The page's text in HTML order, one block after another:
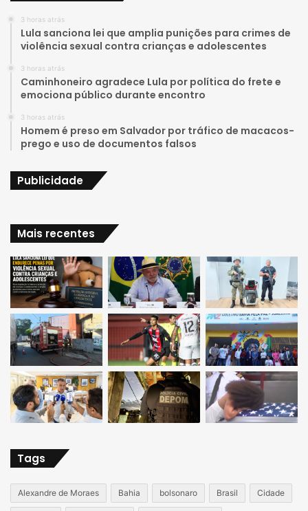
b
e
g
r
m
3 horas atrás
Lula sanciona lei que amplia punições para crimes de
violência sexual contra crianças e adolescentes
3 horas atrás
Caminhoneiro agradece Lula por política do frete e
emociona público durante encontro
3 horas atrás
Homem é preso em Salvador por tráfico de macacos-
prego e uso de documentos falsos
Publicidade
Mais recentes
Tags
Alexandre de Moraes Bahia bolsonaro Brasil Cidade